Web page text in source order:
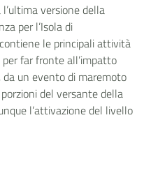
versione della
per l’Isola di
le principali attività
far fronte all’impatto
un evento di maremoto
del versante della
l’attivazione del livello